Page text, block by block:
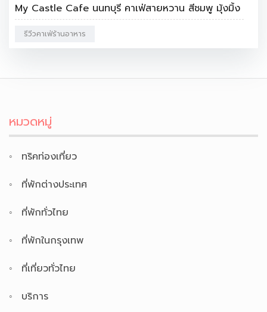
My Castle Cafe นนทบุรี คาเฟ่สายหวาน สีชมพู มุ้งมิ้ง
รีวีวคาเฟ่ร้านอาหาร
หมวดหมู่
ทริคท่องเที่ยว
ที่พักต่างประเทศ
ที่พักทั่วไทย
ที่พักในกรุงเทพ
ที่เที่ยวทั่วไทย
บริการ